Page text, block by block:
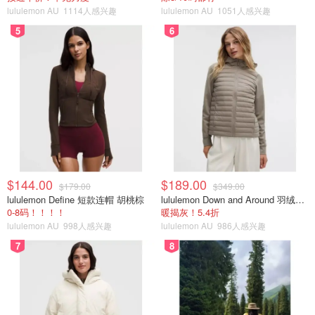
lululemon AU 1114人感兴趣 lululemon AU 1051人感兴趣
5
$144.00 $179.00
lululemon Define 短款连帽 胡桃棕
0-8码！！！！
lululemon AU 998人感兴趣
6
$189.00 $349.00
lululemon Down and Around 羽绒夹克
暖揭灰！5.4折
lululemon AU 986人感兴趣
7 8